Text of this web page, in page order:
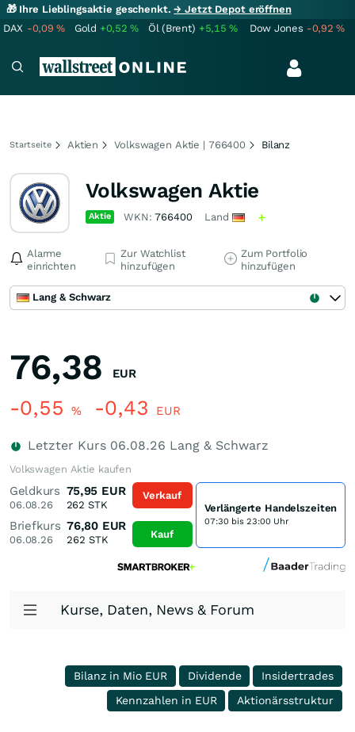
🎁 Ihre Lieblingsaktie geschenkt.→ Jetzt Depot eröffnen
DAX -0,09% Gold +0,52% Öl (Brent) +5,15% Dow Jones -0,92%
Startseite Aktien Volkswagen Aktie | 766400 Bilanz
Volkswagen Aktie
Aktie WKN:766400 Land
Alarme
einrichten
Zur Watchlist
hinzufügen
Zum Portfolio
hinzufügen
Lang & Schwarz
76,38 EUR
-0,55 % -0,43 EUR
Letzter Kurs 06.08.26 Lang & Schwarz
Volkswagen Aktie kaufen
Geldkurs
06.08.26
75,95 EUR
262 STK
Briefkurs
06.08.26
76,80 EUR
262 STK
Verkauf
Kauf
Verlängerte Handelszeiten
07:30 bis 23:00 Uhr
Kurse, Daten, News & Forum
Bilanz in Mio EUR Dividende
Insidertrades
Kennzahlen in EUR
Aktionärsstruktur